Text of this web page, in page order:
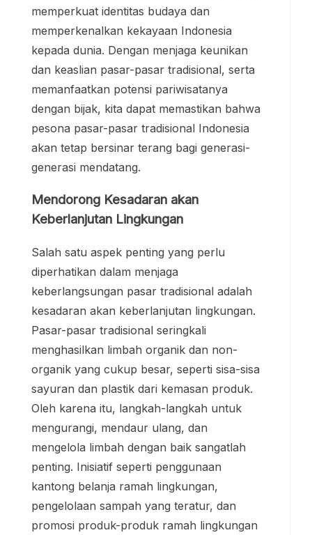
memperkuat identitas budaya dan
memperkenalkan kekayaan Indonesia
kepada dunia. Dengan menjaga keunikan
dan keaslian pasar-pasar tradisional, serta
memanfaatkan potensi pariwisatanya
dengan bijak, kita dapat memastikan bahwa
pesona pasar-pasar tradisional Indonesia
akan tetap bersinar terang bagi generasi-
generasi mendatang.
Mendorong Kesadaran akan
Keberlanjutan Lingkungan
Salah satu aspek penting yang perlu
diperhatikan dalam menjaga
keberlangsungan pasar tradisional adalah
kesadaran akan keberlanjutan lingkungan.
Pasar-pasar tradisional seringkali
menghasilkan limbah organik dan non-
organik yang cukup besar, seperti sisa-sisa
sayuran dan plastik dari kemasan produk.
Oleh karena itu, langkah-langkah untuk
mengurangi, mendaur ulang, dan
mengelola limbah dengan baik sangatlah
penting. Inisiatif seperti penggunaan
kantong belanja ramah lingkungan,
pengelolaan sampah yang teratur, dan
promosi produk-produk ramah lingkungan